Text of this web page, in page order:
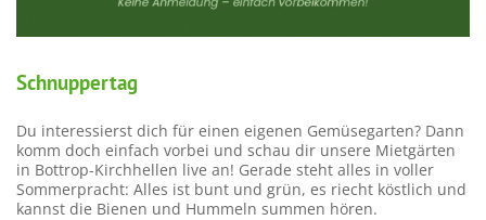
Schnuppertag
Du interessierst dich für einen eigenen Gemüsegarten? Dann
komm doch einfach vorbei und schau dir unsere Mietgärten
in Bottrop-Kirchhellen live an! Gerade steht alles in voller
Sommerpracht: Alles ist bunt und grün, es riecht köstlich und
kannst die Bienen und Hummeln summen hören.